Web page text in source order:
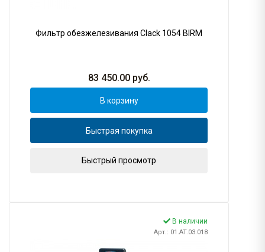
Фильтр обезжелезивания Clack 1054 BIRM
83 450.00руб.
В корзину
Быстрая покупка
Быстрый просмотр
В наличии
Арт.: 01.AT.03.018